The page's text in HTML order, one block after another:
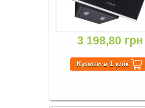
3 198,80 грн